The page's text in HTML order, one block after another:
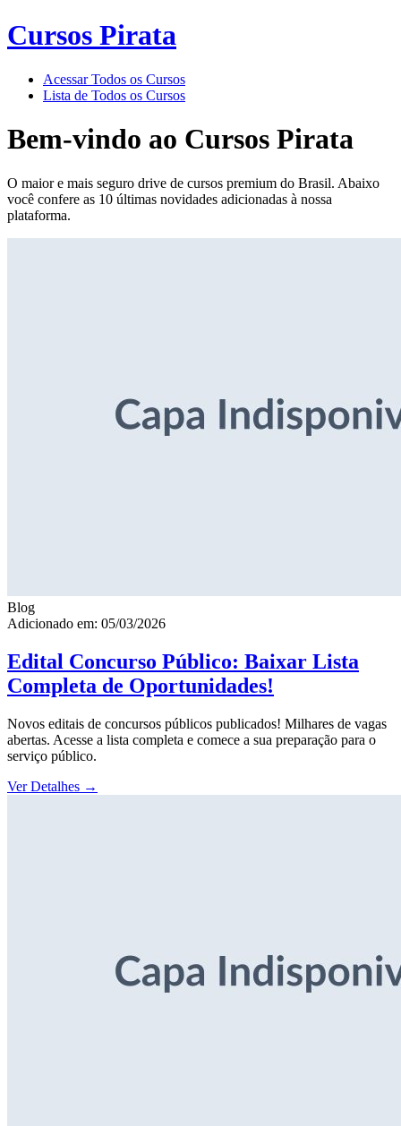
Cursos Pirata
Acessar Todos os Cursos
Lista de Todos os Cursos
Bem-vindo ao Cursos Pirata
O maior e mais seguro drive de cursos premium do Brasil. Abaixo
você confere as 10 últimas novidades adicionadas à nossa
plataforma.
Blog
Adicionado em: 05/03/2026
Edital Concurso Público: Baixar Lista
Completa de Oportunidades!
Novos editais de concursos públicos publicados! Milhares de vagas
abertas. Acesse a lista completa e comece a sua preparação para o
serviço público.
Ver Detalhes →